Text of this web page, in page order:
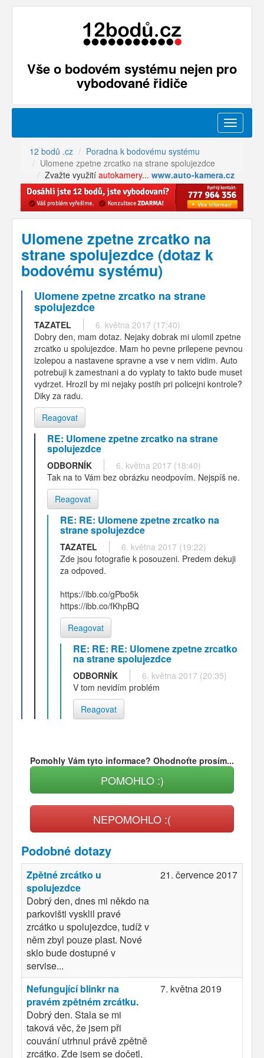
Vše o bodovém systému nejen pro
vybodované řidiče
Menu
12 bodů .cz
Poradna k bodovému systému
Ulomene zpetne zrcatko na strane spolujezdce
Zvažte využití autokamery... www.auto-kamera.cz
Ulomene zpetne zrcatko na
strane spolujezdce (dotaz k
bodovému systému)
Ulomene zpetne zrcatko na strane
spolujezdce
TAZATEL
6. května 2017 (17:40)
Dobry den, mam dotaz. Nejaky dobrak mi ulomil zpetne
zrcatko u spolujezdce. Mam ho pevne prilepene pevnou
izolepou a nastavene spravne a vse v nem vidim. Auto
potrebuji k zamestnani a do vyplaty to takto bude muset
vydrzet. Hrozil by mi nejaky postih pri policejni kontrole?
Diky za radu.
Reagovat
RE: Ulomene zpetne zrcatko na strane
spolujezdce
ODBORNÍK
6. května 2017 (18:40)
Tak na to Vám bez obrázku neodpovím. Nejspíš ne.
Reagovat
RE: RE: Ulomene zpetne zrcatko na
strane spolujezdce
TAZATEL
6. května 2017 (19:22)
Zde jsou fotografie k posouzeni. Predem dekuji
za odpoved.
https://ibb.co/gPbo5k
https://ibb.co/fKhpBQ
Reagovat
RE: RE: RE: Ulomene zpetne zrcatko
na strane spolujezdce
ODBORNÍK
6. května 2017 (20:35)
V tom nevidím problém
Reagovat
Pomohly Vám tyto informace? Ohodnoťte prosím...
POMOHLO :)
NEPOMOHLO :(
Podobné dotazy
Zpětné zrcátko u
spolujezdce
Dobrý den, dnes mi někdo na
parkovišti vysklil pravé
zrcátko u spolujezdce, tudíž v
něm zbyl pouze plast. Nové
sklo bude dostupné v
servise...
21. července 2017
Nefungující blinkr na
pravém zpětném zrcátku.
Dobrý den. Stala se mi
taková věc, že jsem při
couvání utrhnul právě zpětně
zrcátko. Zde jsem se dočetl,
7. května 2019